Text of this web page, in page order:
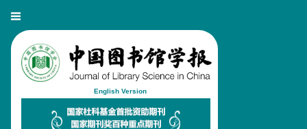
English Version